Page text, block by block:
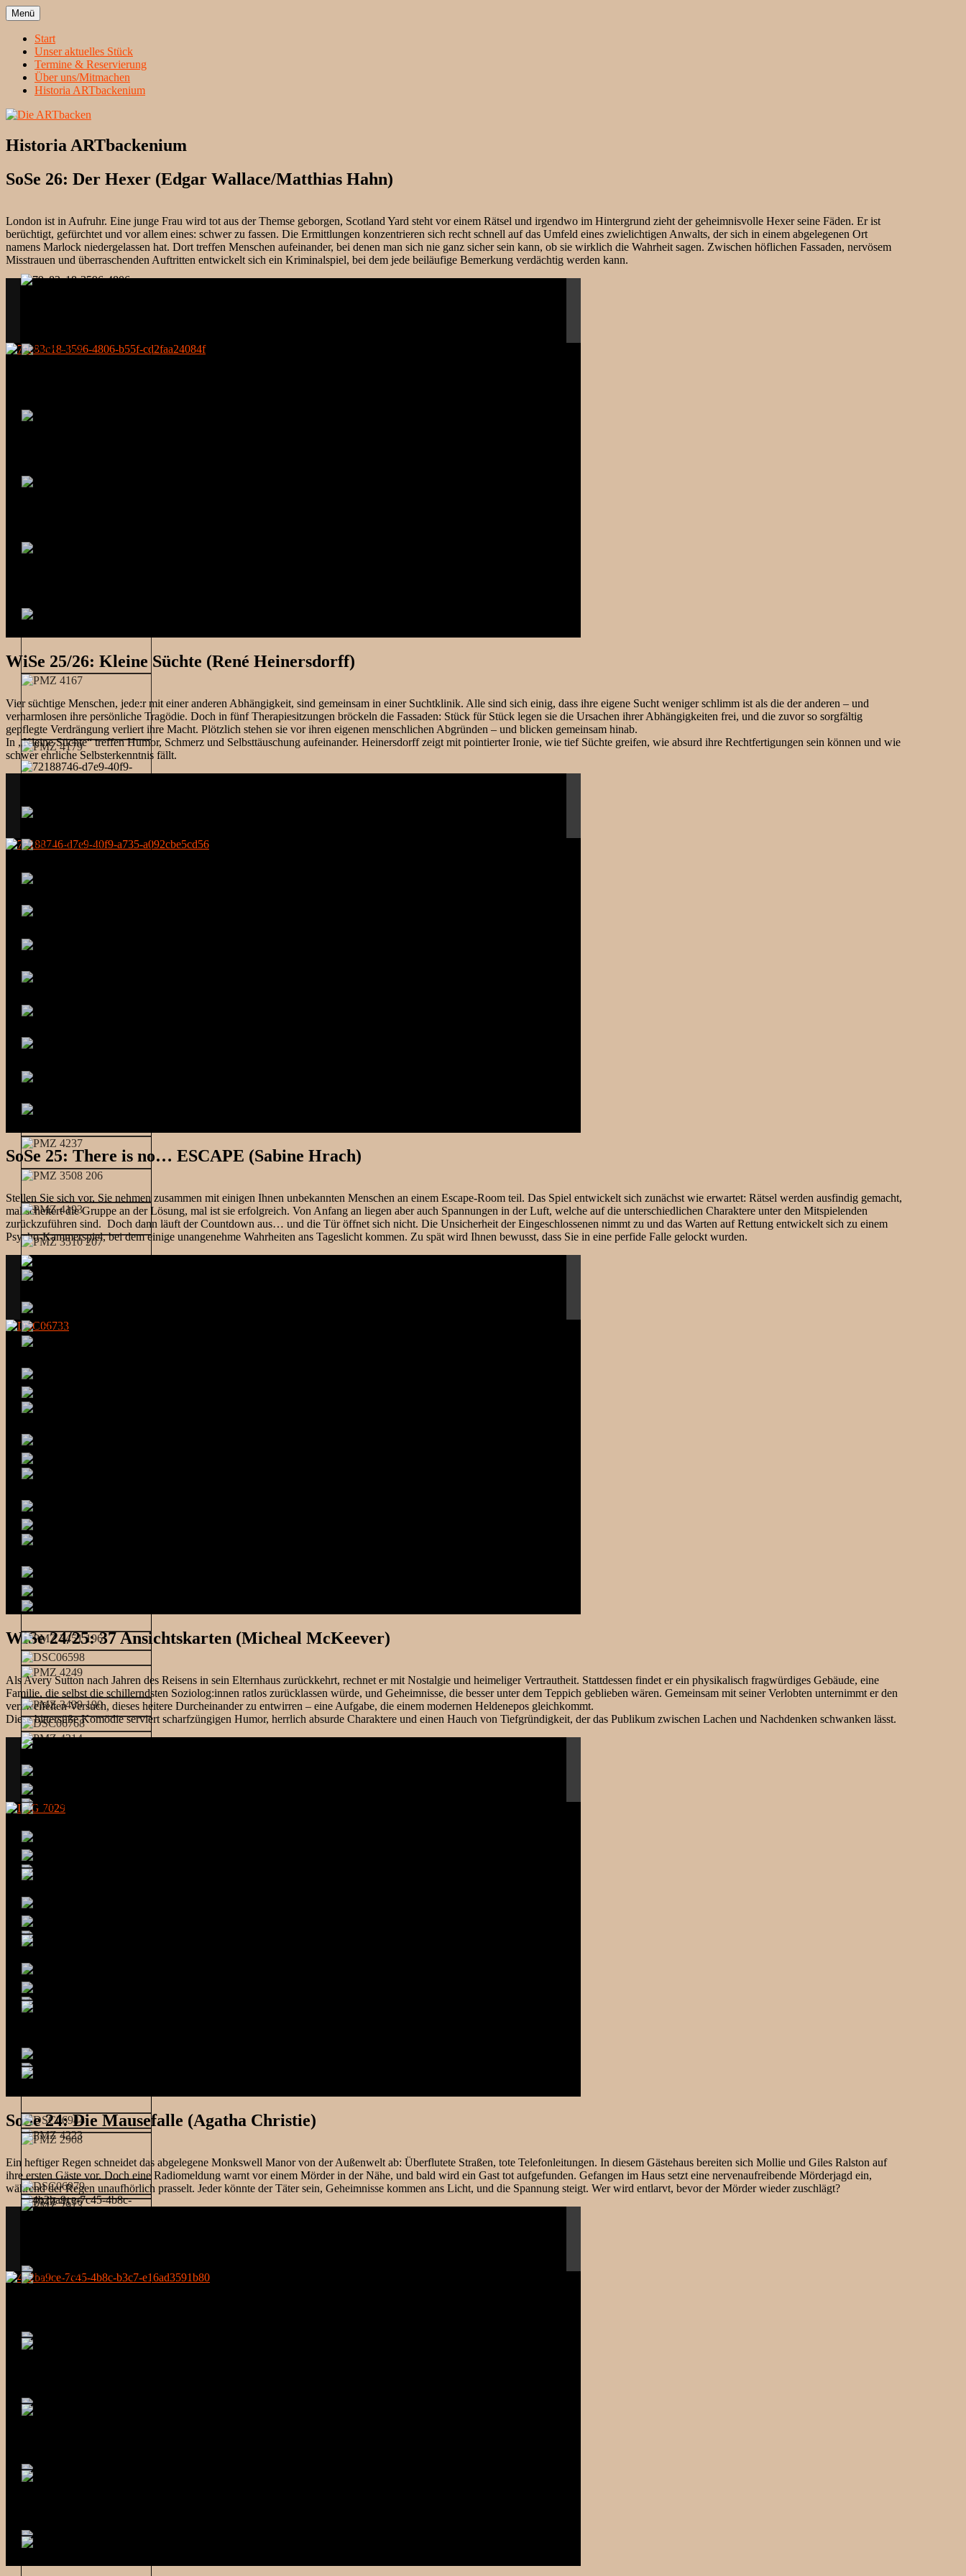
Zum
Inhalt
springen
Die ARTbacken
Menü
Start
Unser aktuelles Stück
Termine & Reservierung
Über uns/Mitmachen
Historia ARTbackenium
Historia ARTbackenium
SoSe 26: Der Hexer (Edgar Wallace/Matthias Hahn)
London ist in Aufruhr. Eine junge Frau wird tot aus der Themse geborgen, Scotland Yard steht vor einem Rätsel und irgendwo im Hintergrund zieht der geheimnisvolle Hexer seine Fäden. Er ist
berüchtigt, gefürchtet und vor allem eines: schwer zu fassen. Die Ermittlungen konzentrieren sich recht schnell auf das Umfeld eines zwielichtigen Anwalts, der sich in einem abgelegenen Ort
namens Marlock niedergelassen hat. Dort treffen Menschen aufeinander, bei denen man sich nie ganz sicher sein kann, ob sie wirklich die Wahrheit sagen. Zwischen höflichen Fassaden, nervösem
Misstrauen und überraschenden Auftritten entwickelt sich ein Kriminalspiel, bei dem jede beiläufige Bemerkung verdächtig werden kann.
WiSe 25/26: Kleine Süchte (René Heinersdorff)
Vier süchtige Menschen, jede:r mit einer anderen Abhängigkeit, sind gemeinsam in einer Suchtklinik. Alle sind sich einig, dass ihre eigene Sucht weniger schlimm ist als die der anderen – und
verharmlosen ihre persönliche Tragödie. Doch in fünf Therapiesitzungen bröckeln die Fassaden: Stück für Stück legen sie die Ursachen ihrer Abhängigkeiten frei, und die zuvor so sorgfältig
gepflegte Verdrängung verliert ihre Macht. Plötzlich stehen sie vor ihren eigenen menschlichen Abgründen – und blicken gemeinsam hinab.
In „Kleine Süchte“ treffen Humor, Schmerz und Selbsttäuschung aufeinander. Heinersdorff zeigt mit pointierter Ironie, wie tief Süchte greifen, wie absurd ihre Rechtfertigungen sein können und wie
schwer ehrliche Selbsterkenntnis fällt.
SoSe 25: There is no… ESCAPE (Sabine Hrach)
Stellen Sie sich vor, Sie nehmen zusammen mit einigen Ihnen unbekannten Menschen an einem Escape-Room teil. Das Spiel entwickelt sich zunächst wie erwartet: Rätsel werden ausfindig gemacht,
mal scheitert die Gruppe an der Lösung, mal ist sie erfolgreich. Von Anfang an liegen aber auch Spannungen in der Luft, welche auf die unterschiedlichen Charaktere unter den Mitspielenden
zurückzuführen sind. Doch dann läuft der Countdown aus… und die Tür öffnet sich nicht. Die Unsicherheit der Eingeschlossenen nimmt zu und das Warten auf Rettung entwickelt sich zu einem
Psycho-Kammerspiel, bei dem einige unangenehme Wahrheiten ans Tageslicht kommen. Zu spät wird Ihnen bewusst, dass Sie in eine perfide Falle gelockt wurden.
WiSe 24/25: 37 Ansichtskarten (Micheal McKeever)
Als Avery Sutton nach Jahren des Reisens in sein Elternhaus zurückkehrt, rechnet er mit Nostalgie und heimeliger Vertrautheit. Stattdessen findet er ein physikalisch fragwürdiges Gebäude, eine
Familie, die selbst die schillerndsten Soziolog:innen ratlos zurücklassen würde, und Geheimnisse, die besser unter dem Teppich geblieben wären. Gemeinsam mit seiner Verlobten unternimmt er den
verzweifelten Versuch, dieses heitere Durcheinander zu entwirren – eine Aufgabe, die einem modernen Heldenepos gleichkommt.
Diese bittersüße Komödie serviert scharfzüngigen Humor, herrlich absurde Charaktere und einen Hauch von Tiefgründigkeit, der das Publikum zwischen Lachen und Nachdenken schwanken lässt.
SoSe 24: Die Mausefalle (Agatha Christie)
Ein heftiger Regen schneidet das abgelegene Monkswell Manor von der Außenwelt ab: Überflutete Straßen, tote Telefonleitungen. In diesem Gästehaus bereiten sich Mollie und Giles Ralston auf
ihre ersten Gäste vor. Doch eine Radiomeldung warnt vor einem Mörder in der Nähe, und bald wird ein Gast tot aufgefunden. Gefangen im Haus setzt eine nervenaufreibende Mörderjagd ein,
während der Regen unaufhörlich prasselt. Jeder könnte der Täter sein, Geheimnisse kommen ans Licht, und die Spannung steigt. Wer wird entlarvt, bevor der Mörder wieder zuschlägt?